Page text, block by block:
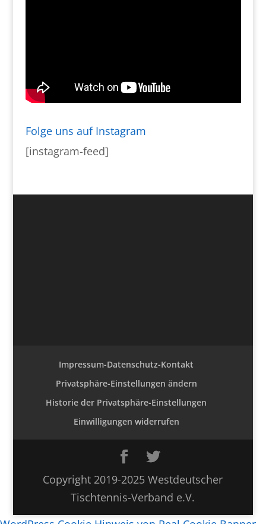
Folge uns auf Instagram
[instagram-feed]
Impressum-Datenschutz-Kontakt
Privatsphäre-Einstellungen ändern
Historie der Privatsphäre-Einstellungen
Einwilligungen widerrufen
Copyright 2019-2025 Westdeutscher
Tischtennis-Verband e.V.